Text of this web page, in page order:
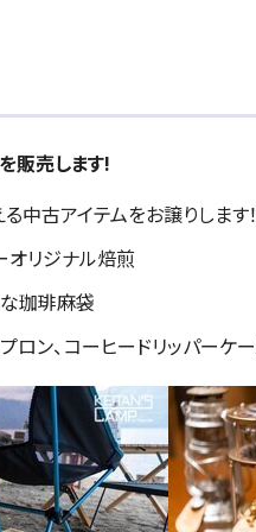
販売します!
中古アイテムをお譲りします！
オリジナル焙煎
珈琲麻袋
ロン、コーヒードリッパーケ